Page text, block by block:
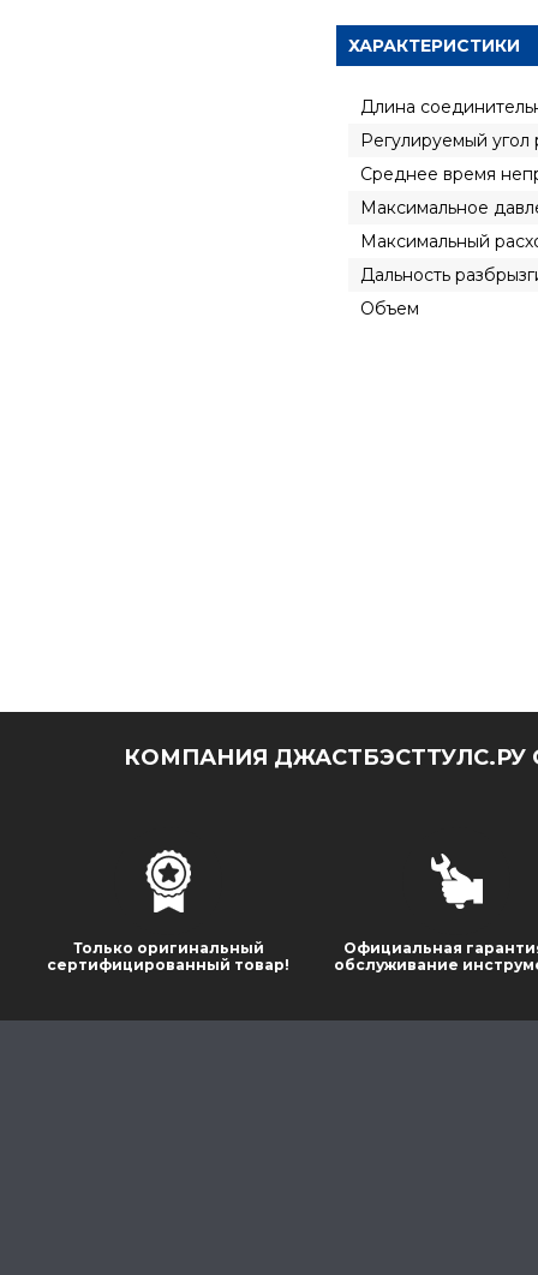
ХАРАКТЕРИСТИКИ
Длина
Регулируемый угол
Среднее время
Максимальное
Максимальный
Дальность
Объем
КОМПАНИЯ
Только оригинальный
сертифицированный товар!
Официальная
обслуживание